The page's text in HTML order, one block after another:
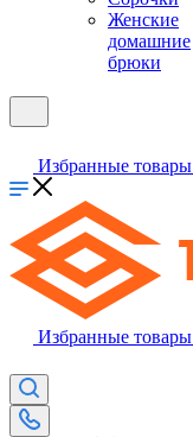
Женские
домашние
брюки
Избранные товары
Избранные товары